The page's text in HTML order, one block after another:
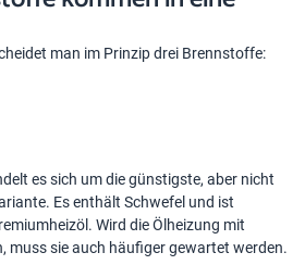
man im Prinzip drei Brennstoffe:
es sich um die günstigste, aber nicht
Es enthält Schwefel und ist
Wird die Ölheizung mit
muss sie auch häufiger gewartet werden.